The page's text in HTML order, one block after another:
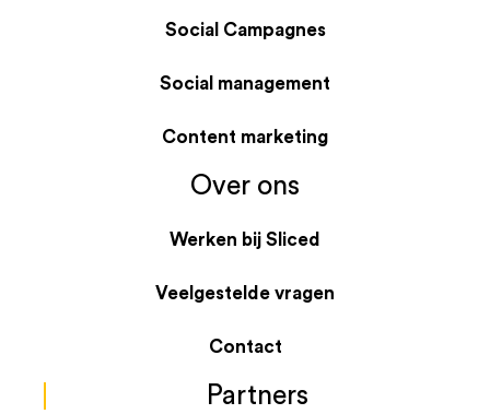
Social Campagnes
Social management
Content marketing
Over ons
Werken bij Sliced
Veelgestelde vragen
Contact
Partners